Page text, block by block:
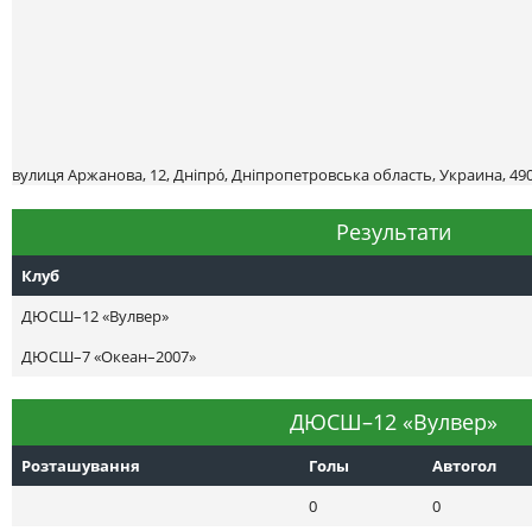
вулиця Аржанова, 12, Дніпро́, Дніпропетровська область, Украина,
Результати
Клуб
ДЮСШ–12 «Вулвер»
ДЮСШ–7 «Океан–2007»
ДЮСШ–12 «Вулвер»
Розташування Голы
Автогол
0
0